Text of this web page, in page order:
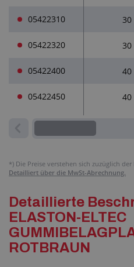
05422310 30
05422320 30
05422400 40
05422450 40
*) Die Preise verstehen sich zuzüglich
Detailliert über die MwSt-Abrechnung.
Detaillierte
ELASTON-ELTEC
ROTBRAUN